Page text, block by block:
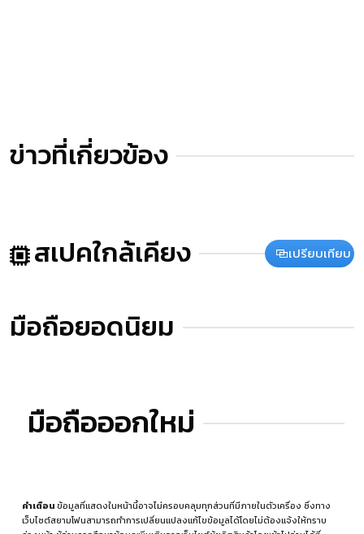
ข่าวที่เกี่ยวข้อง
สเปคใกล้เคียง เปรียบเทียบ
มือถือยอดนิยม
มือถือออกใหม่
คำเตือนข้อมูลที่แสดงในหน้านี้อาจไม่ครอบคลุมทุกส่วนที่มีภายในตัวเครื่อง ซึ่งทาง
เว็บไซต์สยามโฟนสามารถทำการเปลี่ยนแปลงแก้ไขข้อมูลได้โดยไม่ต้องแจ้งให้ทราบ